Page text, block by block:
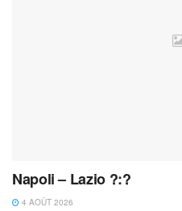
Napoli – Lazio ?:?
4 AOÛT 2026